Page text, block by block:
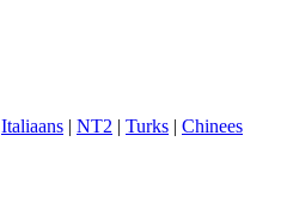
Italiaans | NT2 | Turks | Chinees